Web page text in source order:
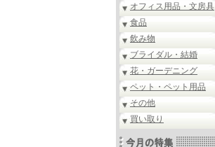
オフィス用品・文房具
食品
飲み物
ブライダル・結婚
花・ガーデニング
ペット・ペット用品
その他
買い取り